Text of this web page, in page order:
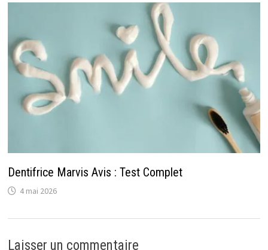
Dentifrice Marvis Avis : Test Complet
4 mai 2026
Laisser un commentaire